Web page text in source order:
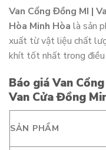
Van Cổng Đồng MI |
Hòa Minh Hòa là sản
xuất từ vật liệu chất
khít tốt nhất trong
Báo giá Van
Van Cửa Đồng
SẢN PHẨM